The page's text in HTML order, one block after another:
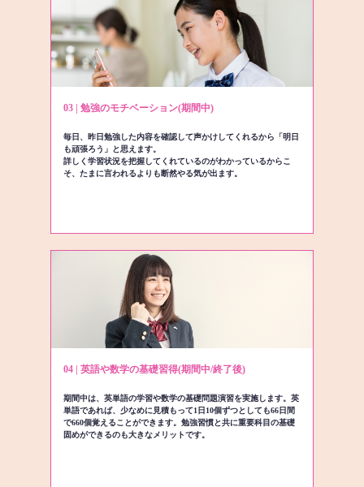
03 | 勉強のモチベーション(期間中)
毎日、昨日勉強した内容を確認して声かけしてくれるから「明日
も頑張ろう」と思えます。
詳しく学習状況を把握してくれているのがわかっているからこ
そ、たまに言われるよりも断然やる気が出ます。
04 | 英語や数学の基礎習得(期間中/終了後)
期間中は、英単語の学習や数学の基礎問題演習を実施します。英
単語であれば、少なめに見積もって1日10個ずつとしても66日間
で660個覚えることができます。勉強習慣と共に重要科目の基礎
固めができるのも大きなメリットです。